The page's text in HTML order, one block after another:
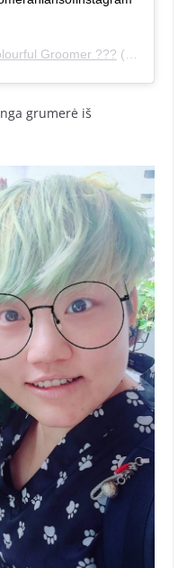
Groomer ??? (@groomer_andrea) on
grumerė iš